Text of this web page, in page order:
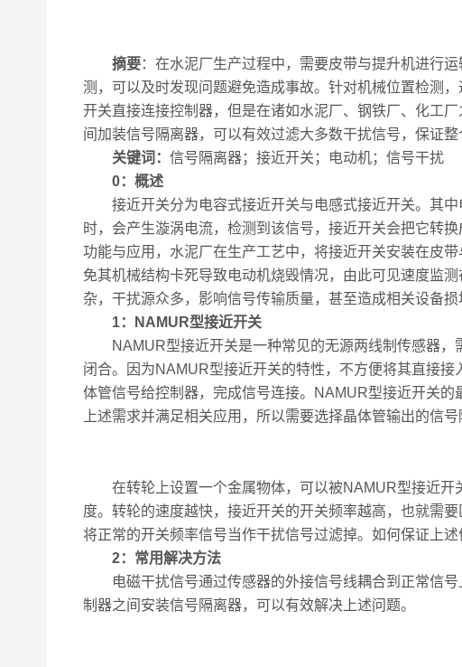
摘要：在水泥厂生产过程中，需要皮带与提升机进行
测，可以及时发现问题避免造成事故。针对机械位置检测
开关直接连接控制器，但是在诸如水泥厂、钢铁厂、化工
间加装信号隔离器，可以有效过滤大多数干扰信号，保证整
关键词： 信号隔离器；接近开关；电动机；信号干扰
0：概述
接近开关分为电容式接近开关与电感式接近开关。其中
时，会产生漩涡电流，检测到该信号，接近开关会把它转
功能与应用，水泥厂在生产工艺中，将接近开关安装在皮
免其机械结构卡死导致电动机烧毁情况，由此可见速度监
杂，干扰源众多，影响信号传输质量，甚至造成相关设备
1：
NAMUR型接近开关
NAMUR型接近开关是一种常见的无源两线制传感器，
闭合。因为NAMUR型接近开关的特性，不方便将其直接
体管信号给控制器，完成信号连接。NAMUR型接近开关
上述需求并满足相关应用，所以需要选择晶体管输出的信
在转轮上设置一个金属物体，可以被NAMUR型接近开
度。转轮的速度越快，接近开关的开关频率越高，也就需
将正常的开关频率信号当作干扰信号过滤掉。如何保证上
2：常用解决方法
电磁干扰信号通过传感器的外接信号线耦合到正常信号
制器之间安装信号隔离器，可以有效解决上述问题。